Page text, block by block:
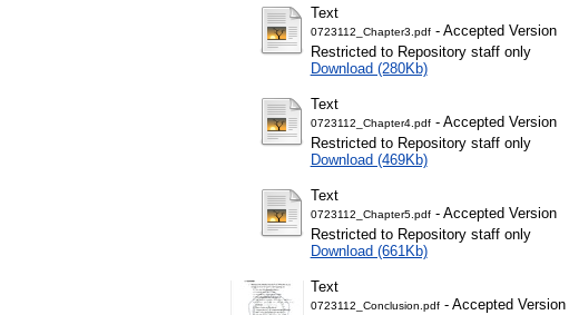
Text
0723112_Chapter3.pdf- Accepted Version
Restricted to Repository staff only
Download (280Kb)
Text
0723112_Chapter4.pdf- Accepted Version
Restricted to Repository staff only
Download (469Kb)
Text
0723112_Chapter5.pdf- Accepted Version
Restricted to Repository staff only
Download (661Kb)
Text
0723112_Conclusion.pdf- Accepted Version